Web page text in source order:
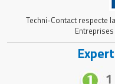
Techni-Contact respecte